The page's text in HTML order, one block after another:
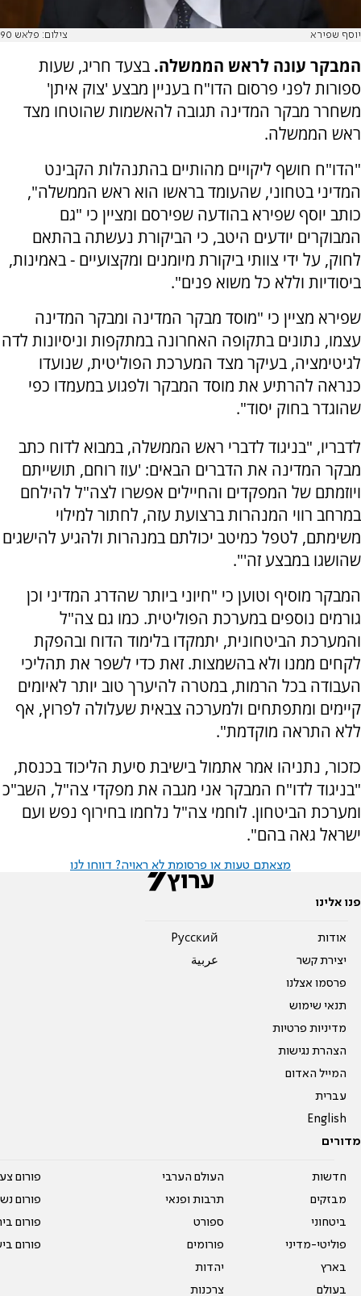
יוסף שפירא צילום: פלאש 90
המבקר עונה לראש הממשלה. בצעד חריג, שעות
ספורות לפני פרסום הדו"ח בעניין מבצע 'צוק איתן'
משחרר מבקר המדינה תגובה להאשמות שהוטחו מצד
ראש הממשלה.
"הדו"ח חושף ליקויים מהותיים בהתנהלות הקבינט
המדיני בטחוני, שהעומד בראשו הוא ראש הממשלה",
כותב יוסף שפירא בהודעה שפירסם ומציין כי "גם
המבוקרים יודעים היטב, כי הביקורת נעשתה בהתאם
לחוק, על ידי צוותי ביקורת מיומנים ומקצועיים - באמינות,
ביסודיות וללא כל משוא פנים".
שפירא מציין כי "מוסד מבקר המדינה ומבקר המדינה
עצמו, נתונים בתקופה האחרונה במתקפות וניסיונות לדה
לגיטימציה, בעיקר מצד המערכת הפוליטית, שנועדו
כנראה להרתיע את מוסד המבקר ולפגוע במעמדו כפי
שהוגדר בחוק יסוד".
לדבריו, "בניגוד לדברי ראש הממשלה, במבוא לדוח כתב
מבקר המדינה את הדברים הבאים: 'עוז רוחם, תושייתם
ויוזמתם של המפקדים והחיילים אפשרו לצה"ל להילחם
במרחב רווי המנהרות ברצועת עזה, לחתור למילוי
משימתם, לטפל כמיטב יכולתם במנהרות ולהגיע להישגים
שהושגו במבצע זה'".
המבקר מוסיף וטוען כי "חיוני ביותר שהדרג המדיני וכן
גורמים נוספים במערכת הפוליטית. כמו גם צה"ל
והמערכת הביטחונית, יתמקדו בלימוד הדוח ובהפקת
לקחים ממנו ולא בהשמצות. זאת כדי לשפר את תהליכי
העבודה בכל הרמות, במטרה להיערך טוב יותר לאיומים
קיימים ומתפתחים ולמערכה צבאית שעלולה לפרוץ, אף
ללא התראה מוקדמת".
כזכור, נתניהו אמר אתמול בישיבת סיעת הליכוד בכנסת,
"בניגוד לדו"ח המבקר אני מגבה את מפקדי צה"ל, השב"כ
ומערכת הביטחון. לוחמי צה"ל נלחמו בחירוף נפש ועם
ישראל גאה בהם".
מצאתם טעות או פרסומת לא ראויה? דווחו לנו
פנו אלינו
אודות
יצירת קשר
פרסמו אצלנו
תנאי שימוש
מדיניות פרטיות
הצהרת נגישות
המייל האדום
עברית
English
Pусский
عربية
מדורים
חדשות
מבזקים
ביטחוני
פוליטי-מדיני
בארץ
בעולם
העולם הערבי
תרבות ופנאי
ספורט
פורומים
יהדות
צרכנות
פורום
פורום
פורום
פורום